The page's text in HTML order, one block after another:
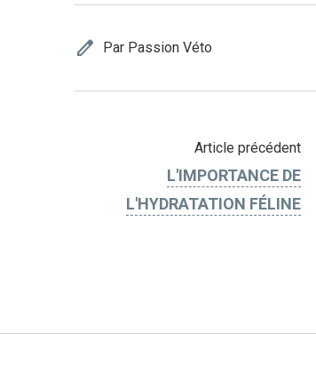
edit Par Passion Véto
Article précédent
L'IMPORTANCE DE
L'HYDRATATION FÉLINE